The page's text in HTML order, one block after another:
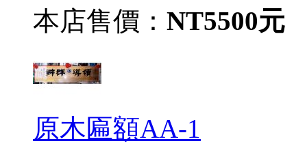
本店售價： NT5500元
原木匾額AA-1